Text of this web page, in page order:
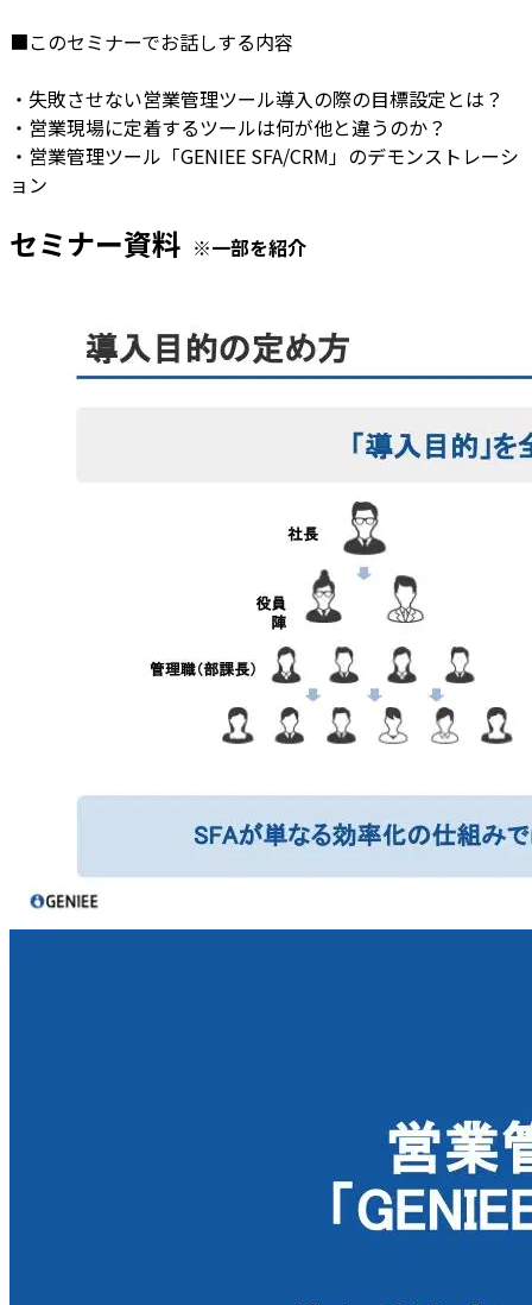
■このセミナーでお話しする内容
・失敗させない営業管理ツール導入の際の目標設定とは？
・営業現場に定着するツールは何が他と違うのか？
・営業管理ツール「GENIEE SFA/CRM」のデモンストレーシ
ョン
セミナー資料 ※一部を紹介